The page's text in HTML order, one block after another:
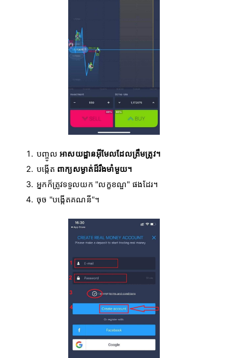
បញ្ចូលអាសយដ្ឋានអ៊ីមែលដែលត្រឹមត្រូវ។
បង្កើត ពាក្យសម្ងាត់ដ៏រឹងមាំមួយ។
អ្នកក៏ត្រូវទទួលយក "លក្ខខណ្ឌ" ផងដែរ។
ចុច "បង្កើតគណនី"។